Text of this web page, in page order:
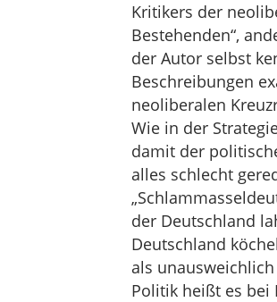
Kritikers der
Bestehenden“,
der Autor selbst
Beschreibungen
neoliberalen
Wie in der
damit der
alles schlecht
der Deutschland
Deutschland
als
Politik heißt es bei